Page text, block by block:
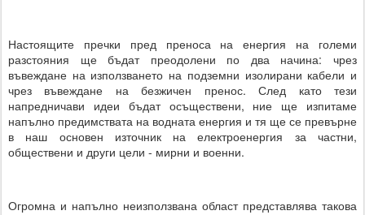
Настоящите пречки пред преноса на енергия на големи
разстояния ще бъдат преодолени по два начина: чрез
въвеждане на използването на подземни изолирани кабели и
чрез въвеждане на безжичен пренос. След като тези
напредничави идеи бъдат осъществени, ние ще изпитаме
напълно предимствата на водната енергия и тя ще се превърне
в наш основен източник на електроенергия за частни,
обществени и други цели - мирни и военни.
Огромна и напълно неизползвана област представлява такова